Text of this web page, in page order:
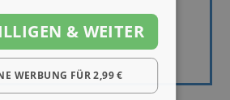
& WEITER
WERBUNG FÜR 2,99 €